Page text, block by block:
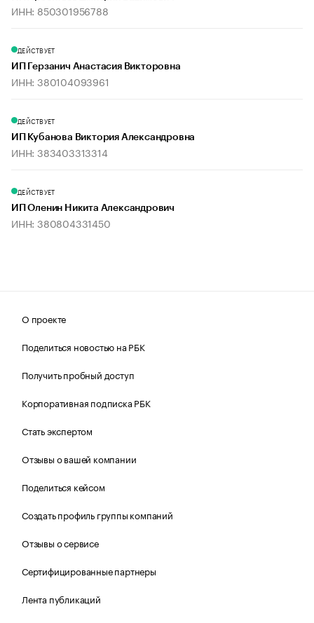
ИНН: 850301956788
ДЕЙСТВУЕТ
ИП Герзанич Анастасия Викторовна
ИНН: 380104093961
ДЕЙСТВУЕТ
ИП Кубанова Виктория Александровна
ИНН: 383403313314
ДЕЙСТВУЕТ
ИП Оленин Никита Александрович
ИНН: 380804331450
О проекте
Поделиться новостью на РБК
Получить пробный доступ
Корпоративная подписка РБК
Стать экспертом
Отзывы о вашей компании
Поделиться кейсом
Создать профиль группы компаний
Отзывы о сервисе
Сертифицированные партнеры
Лента публикаций